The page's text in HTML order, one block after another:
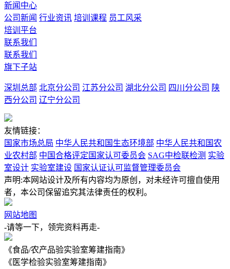
新闻中心
公司新闻 行业资讯 培训课程 员工风采
培训平台
联系我们
联系我们
旗下子站
深圳总部 北京分公司 江苏分公司 湖北分公司 四川分公司 陕
西分公司 辽宁分公司
友情链接：
国家市场总局 中华人民共和国生态环境部 中华人民共和国农
业农村部 中国合格评定国家认可委员会 SAG中检联检测 实验
室设计 实验室建设 国家认证认可监督管理委员会
声明:本网站设计及所有内容均为原创，对未经许可擅自使用
者，本公司保留追究其法律责任的权利。
网站地图
-请等一下，领完资料再走-
《食品/农产品验实验室筹建指南》
《医学检验实验室筹建指南》